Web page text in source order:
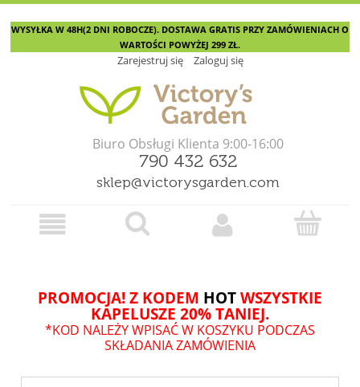
WYSYŁKA W 48H(2 DNI ROBOCZE). DOSTAWA GRATIS PRZY ZAMÓWIENIACH O
WARTOŚCI POWYŻEJ 299 ZŁ.
Zarejestruj się Zaloguj się
Biuro Obsługi Klienta 9:00-16:00
790 432 632
sklep@victorysgarden.com
PROMOCJA! Z KODEM HOT WSZYSTKIE
KAPELUSZE 20% TANIEJ.
*KOD NALEŻY WPISAĆ W KOSZYKU PODCZAS
SKŁADANIA ZAMÓWIENIA